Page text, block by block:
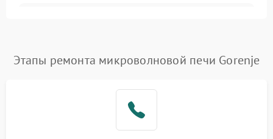
Подробнее →
2200 ₽
Этапы ремонта микроволновой печи Gorenje